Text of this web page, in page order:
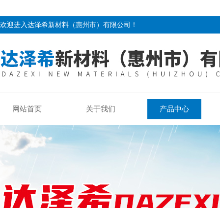
欢迎进入达泽希新材料（惠州市）有限公司！
网站首页 关于我们 产品中心